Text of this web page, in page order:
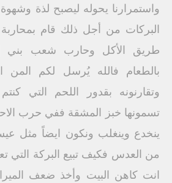
واستمرارنا يحوله ليصبح لذة
البركات من أجل ذلك قام
طريق الأكل وحارب شعب بني
بالطعام فالله يُرسل لكم
وتقارنونه بقدور اللحم التي
تسمونها خبز المشقة ففي حرب
ينخدع وينغلب ونكون ايضاً مثل
من العدس فكيف تبيع البركة التي
انت كاهن البيت وأخذ ضعف